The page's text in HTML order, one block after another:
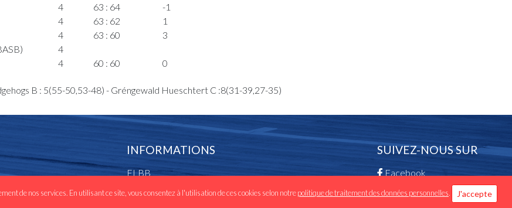
4 63 : 64
-1
4 63 : 62
1
4 63 : 60
3
4
4 60 : 60
0
4 59 : 60
-1
2
4
4
4
B : 5(55-50,53-48) - Gréngewald Hueschtert C :8(31-39,27-35)
INFORMATIONS
FLBB
Les clubs
SUIVEZ-NOUS SUR
Facebook
Instagram -
de nos services. En utilisant ce site, vous consentez à l'utilisation de ces cookies selon notrepolitique de traitement des données personnelles. J'accepte